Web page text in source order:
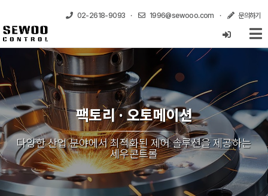
02-2618-9093 · 1996@sewooo.com · 문의하기
팩토리 · 오토메이션
다양한 산업 분야에서 최적화된 제어 솔루션을 제공하는
세우콘트롤